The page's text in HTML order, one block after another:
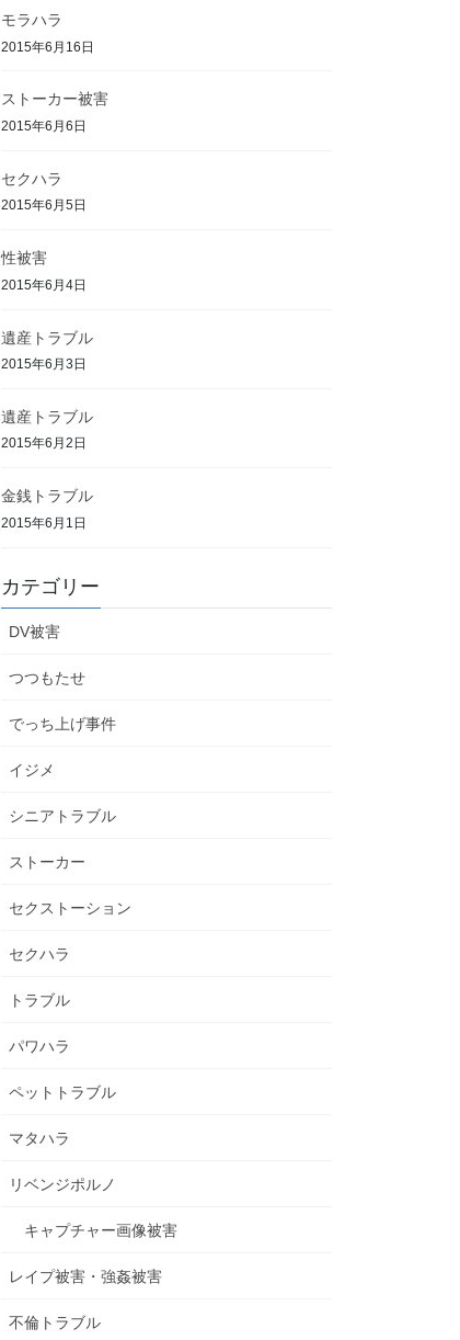
モラハラ
2015年6月16日
ストーカー被害
2015年6月6日
セクハラ
2015年6月5日
性被害
2015年6月4日
遺産トラブル
2015年6月3日
遺産トラブル
2015年6月2日
金銭トラブル
2015年6月1日
カテゴリー
DV被害
つつもたせ
でっち上げ事件
イジメ
シニアトラブル
ストーカー
セクストーション
セクハラ
トラブル
パワハラ
ペットトラブル
マタハラ
リベンジポルノ
キャプチャー画像被害
レイプ被害・強姦被害
不倫トラブル